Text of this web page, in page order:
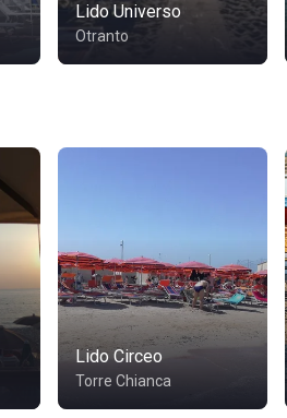
Lido Universo
Otranto
Lido Circeo
Torre Chianca